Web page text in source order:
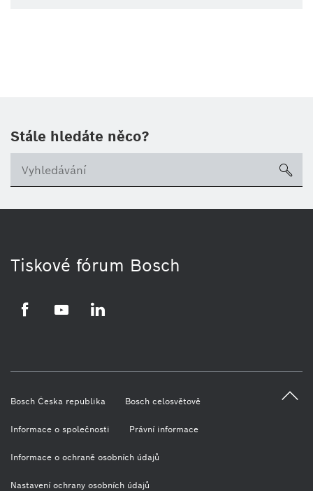
Stále hledáte něco?
Tiskové fórum Bosch
Bosch Česka republika Bosch celosvětově
Informace o společnosti Právní informace
Informace o ochraně osobních údajů
Nastavení ochrany osobních údajů